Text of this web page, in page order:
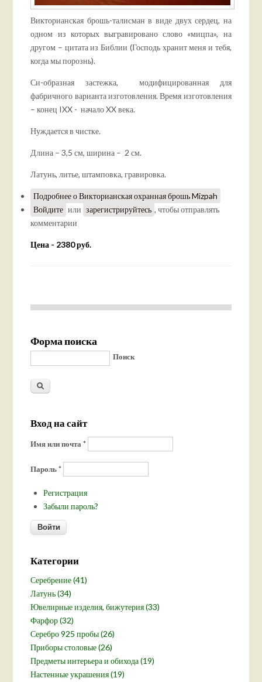
Викторианская брошь-талисман в виде двух сердец, на
одном из которых выгравировано слово «мицпа», на
другом – цитата из Библии (Господь хранит меня и тебя,
когда мы порознь).
Си-образная застежка, модифицированная для
фабричного варианта изготовления. Время изготовления
– конец IXX - начало XX века.
Нуждается в чистке.
Длина – 3,5 см, ширина – 2 см.
Латунь, литье, штамповка, гравировка.
Подробнеео Викторианская охранная брошь Mizpah
Войдите или зарегистрируйтесь , чтобы отправлять
комментарии
Цена - 2380 руб.
Форма поиска
Поиск
Вход на сайт
Имя или почта*
Пароль*
Регистрация
Забыли пароль?
Категории
Серебрение (41)
Латунь (34)
Ювелирные изделия, бижутерия (33)
Фарфор (32)
Серебро 925 пробы (26)
Приборы столовые (26)
Предметы интерьера и обихода (19)
Настенные украшения (19)